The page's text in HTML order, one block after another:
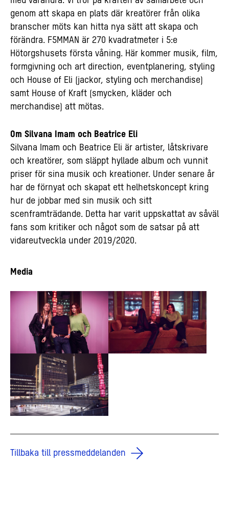
genom att skapa en plats där kreatörer från olika
branscher möts kan hitta nya sätt att skapa och
förändra. F5MMAN är 270 kvadratmeter i 5:e
Hötorgshusets första våning. Här kommer musik, film,
formgivning och art direction, eventplanering, styling
och House of Eli (jackor, styling och merchandise)
samt House of Kraft (smycken, kläder och
merchandise) att mötas.
Om Silvana Imam och Beatrice Eli
Silvana Imam och Beatrice Eli är artister, låtskrivare
och kreatörer, som släppt hyllade album och vunnit
priser för sina musik och kreationer. Under senare år
har de förnyat och skapat ett helhetskoncept kring
hur de jobbar med sin musik och sitt
scenframträdande. Detta har varit uppskattat av såväl
fans som kritiker och något som de satsar på att
vidareutveckla under 2019/2020.
Media
Tillbaka till pressmeddelanden